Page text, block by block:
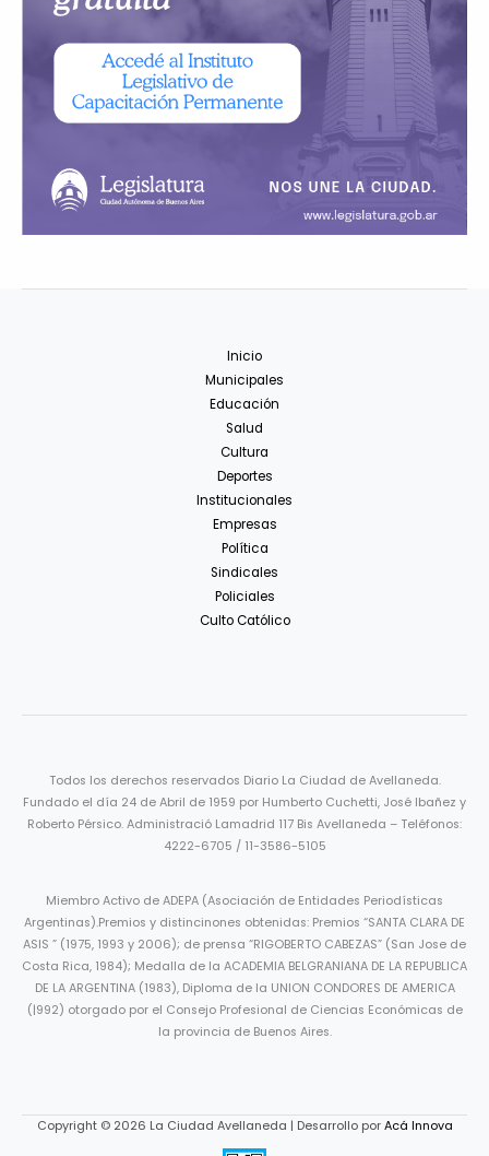
Inicio
Municipales
Educación
Salud
Cultura
Deportes
Institucionales
Empresas
Política
Sindicales
Policiales
Culto Católico
Todos los derechos reservados Diario La Ciudad de Avellaneda.
Fundado el día 24 de Abril de 1959 por Humberto Cuchetti, José Ibañez y
Roberto Pérsico. Administració Lamadrid 117 Bis Avellaneda – Teléfonos:
4222-6705 / 11-3586-5105
Miembro Activo de ADEPA (Asociación de Entidades Periodísticas
Argentinas).Premios y distincinones obtenidas: Premios “SANTA CLARA DE
ASIS ” (1975, 1993 y 2006); de prensa “RIGOBERTO CABEZAS” (San Jose de
Costa Rica, 1984); Medalla de la ACADEMIA BELGRANIANA DE LA REPUBLICA
DE LA ARGENTINA (1983), Diploma de la UNION CONDORES DE AMERICA
(|992) otorgado por el Consejo Profesional de Ciencias Económicas de
la provincia de Buenos Aires.
Copyright © 2026 La Ciudad Avellaneda | Desarrollo por Acá Innova